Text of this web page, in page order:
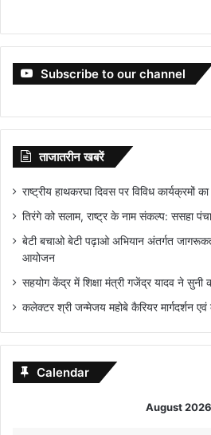
Subscribe to our channel
ताजातरीन खबरें
राष्ट्रीय हाथकरघा दिवस पर विविध कार्यक्रमों
तिरंगे को सलाम, राष्ट्र के नाम संकल्प: ससहा
बेटी बचाओ बेटी पढ़ाओ अभियान अंतर्गत
आयोजन
सहयोग केंद्र में शिक्षा मंत्री गजेंद्र यादव ने सुनी
कलेक्टर श्री जन्मेजय महोबे कैरियर मार्गदर्शन
Calendar
August 2026